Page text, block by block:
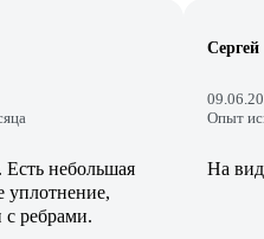
небольшая
уплотнение,
с ребрами.
Сергей
Опыт
На